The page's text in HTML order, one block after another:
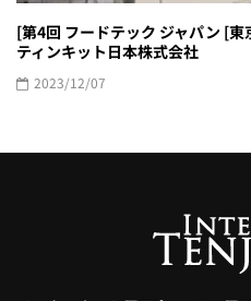
[第4回 フードテック ジャパン [
ティンキット日本株式会社
2023/12/07